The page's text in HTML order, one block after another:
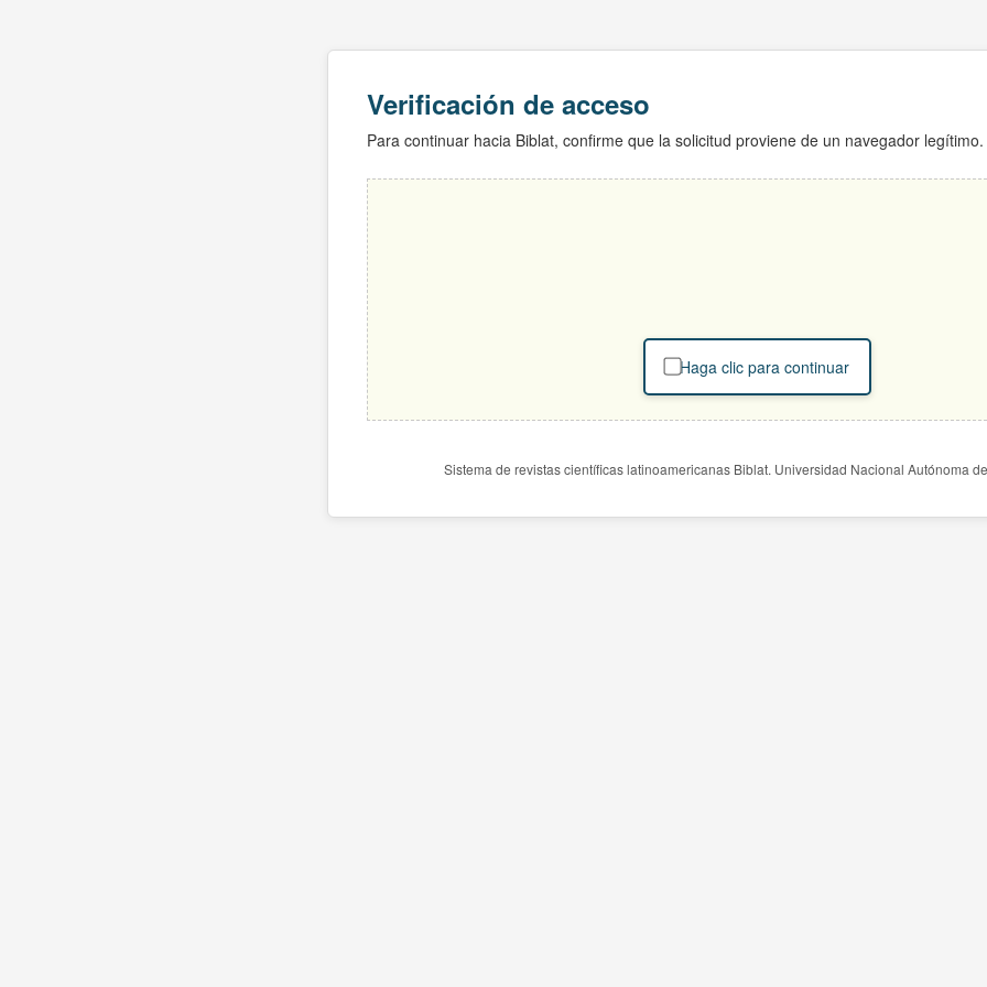
Verificación de acceso
Para continuar hacia Biblat, confirme que la solicitud proviene de un navegador legítimo.
Haga clic para continuar
Sistema de revistas científicas latinoamericanas Biblat. Universidad Nacional Autónoma